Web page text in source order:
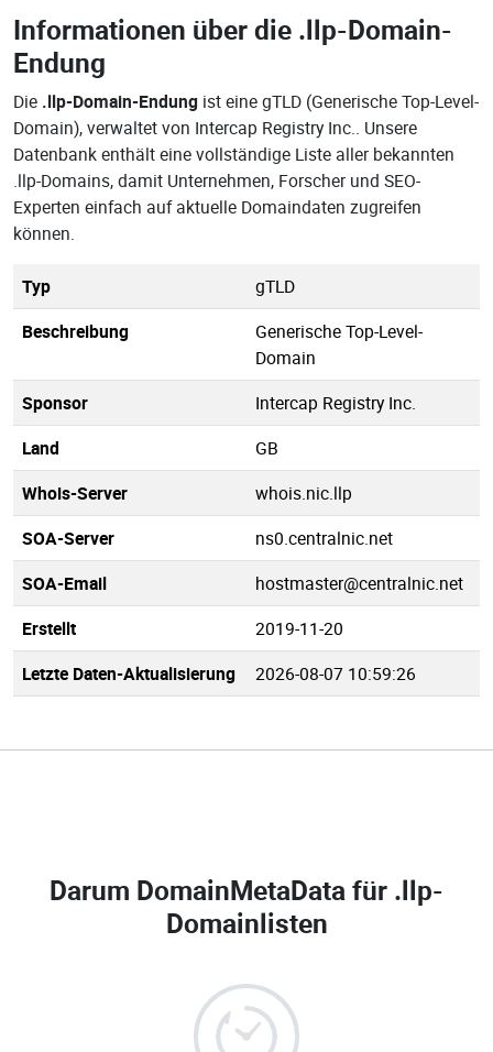
Informationen über die .llp-Domain-
Endung
Die .llp-Domain-Endung ist eine gTLD (Generische Top-Level-
Domain), verwaltet von Intercap Registry Inc.. Unsere
Datenbank enthält eine vollständige Liste aller bekannten
.llp-Domains, damit Unternehmen, Forscher und SEO-
Experten einfach auf aktuelle Domaindaten zugreifen
können.
Typ
gTLD
Beschreibung
Generische Top-Level-
Domain
Sponsor
Intercap Registry Inc.
Land
GB
Whois-Server
whois.nic.llp
SOA-Server
ns0.centralnic.net
SOA-Email
hostmaster@centralnic.net
Erstellt
2019-11-20
Letzte Daten-Aktualisierung
2026-08-07 10:59:26
Darum DomainMetaData für .llp-
Domainlisten